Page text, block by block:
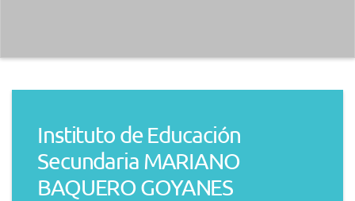
Instituto de Educación
Secundaria MARIANO
BAQUERO GOYANES